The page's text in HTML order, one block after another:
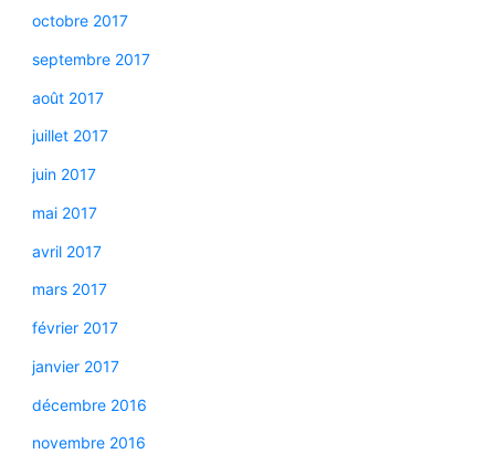
octobre 2017
septembre 2017
août 2017
juillet 2017
juin 2017
mai 2017
avril 2017
mars 2017
février 2017
janvier 2017
décembre 2016
novembre 2016